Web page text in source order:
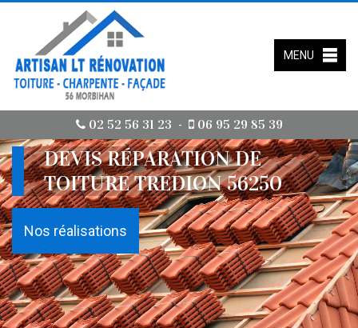
02 52 56 31 23 - 06 95 29 85 39
MENU
DEVIS RÉPARATION DE
TOITURE TREDION 56250
Nos réalisations